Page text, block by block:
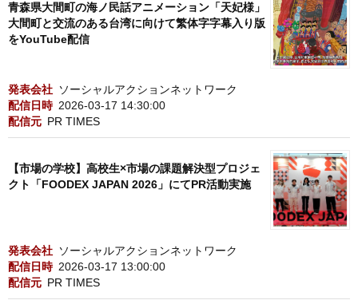
青森県大間町の海ノ民話アニメーション「天妃様」
大間町と交流のある台湾に向けて繁体字字幕入り版
をYouTube配信
発表会社 ソーシャルアクションネットワーク
配信日時 2026-03-17 14:30:00
配信元 PR TIMES
【市場の学校】高校生×市場の課題解決型プロジェ
クト「FOODEX JAPAN 2026」にてPR活動実施
発表会社 ソーシャルアクションネットワーク
配信日時 2026-03-17 13:00:00
配信元 PR TIMES